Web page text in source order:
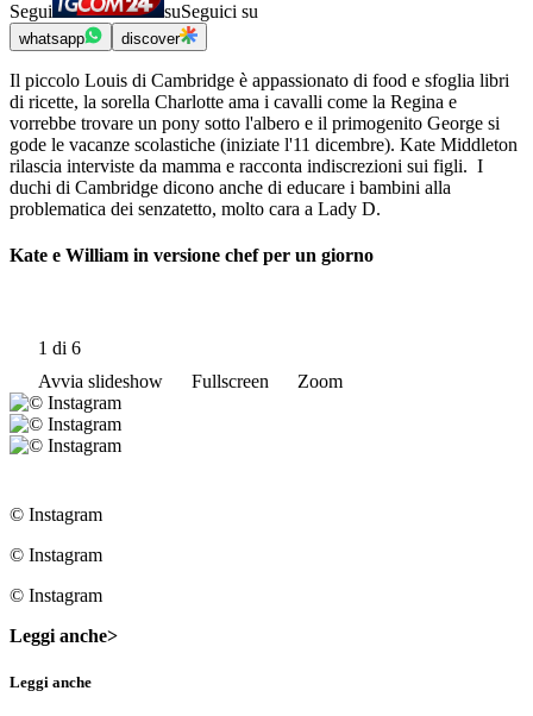
Segui suSeguici su
whatsapp discover
Il piccolo Louis di Cambridge è appassionato di food e sfoglia libri
di ricette, la sorella Charlotte ama i cavalli come la Regina e
vorrebbe trovare un pony sotto l'albero e il primogenito George si
gode le vacanze scolastiche (iniziate l'11 dicembre). Kate Middleton
rilascia interviste da mamma e racconta indiscrezioni sui figli. I
duchi di Cambridge dicono anche di educare i bambini alla
problematica dei senzatetto, molto cara a Lady D.
Kate e William in versione chef per un giorno
1 di 6
Avvia slideshow
Fullscreen Zoom
© Instagram
© Instagram
© Instagram
Leggi anche>
Leggi anche